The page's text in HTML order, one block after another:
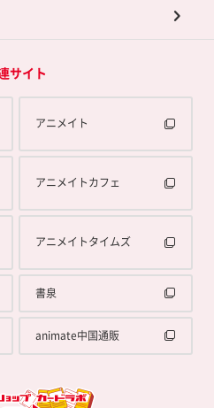
サイト
アニメイト
アニメイトカフェ
アニメイトタイムズ
書泉
animate中国通販